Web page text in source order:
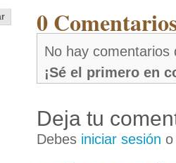
0
No hay comentarios
¡Sé el primero en
Deja tu
Debes iniciar sesión